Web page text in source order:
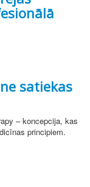
satiekas
– koncepcija, kas
principiem.